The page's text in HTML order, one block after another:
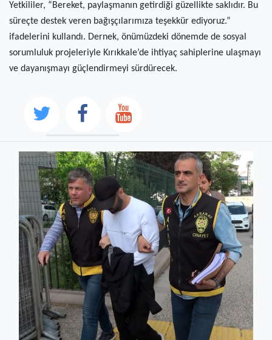
Yetkililer, “Bereket, paylaşmanın getirdiği güzellikte saklıdır. Bu
süreçte destek veren bağışçılarımıza teşekkür ediyoruz.”
ifadelerini kullandı. Dernek, önümüzdeki dönemde de sosyal
sorumluluk projeleriyle Kırıkkale’de ihtiyaç sahiplerine ulaşmayı
ve dayanışmayı güçlendirmeyi sürdürecek.